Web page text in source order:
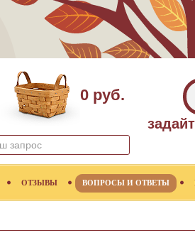
0 руб.
ОТЗЫВЫ ВОПРОСЫ И ОТВЕТЫ